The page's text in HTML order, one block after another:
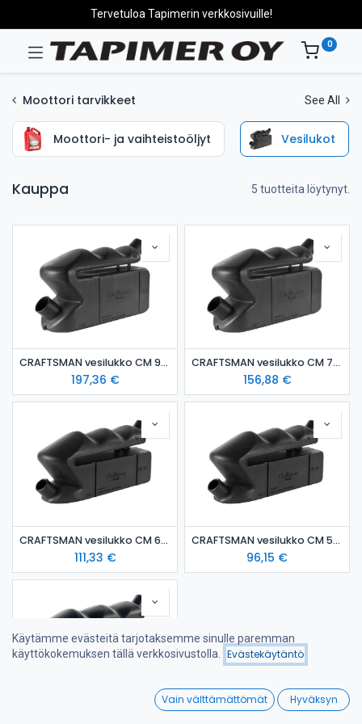
Suodattimet
Hinta - korkeimmasta
matalimpaan
Wishlist
Tervetuloa Tapimerin verkkosivuille!
0
Moottori tarvikkeet See All
Moottori- ja vaihteistoöljyt Vesilukot
Kauppa 5 tuotteita löytynyt.
CRAFTSMAN vesilukko CM 90 mm
197,36 €
CRAFTSMAN vesilukko CM 76 mm
156,88 €
CRAFTSMAN vesilukko CM 60 mm
111,33 €
CRAFTSMAN vesilukko CM 50 mm
96,15 €
Käytämme evästeitä tarjotaksemme sinulle paremman
käyttökokemuksen tällä verkkosivustolla.
Evästekäytäntö
Vain välttämättömät Hyväksyn